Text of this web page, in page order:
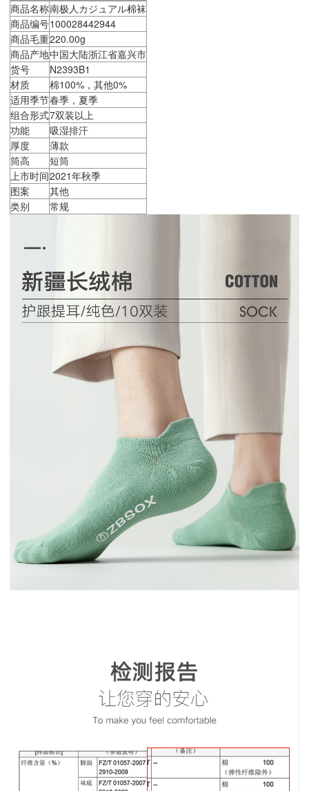
商品名称南极人カジュアル棉袜
商品编号100028442944
商品毛重220.00g
商品产地中国大陆浙江省嘉兴市
货号
N2393B1
材质
棉100%，其他0%
适用季节春季，夏季
组合形式7双装以上
功能
吸湿排汗
厚度
薄款
筒高
短筒
上市时间2021年秋季
图案
其他
类别
常规